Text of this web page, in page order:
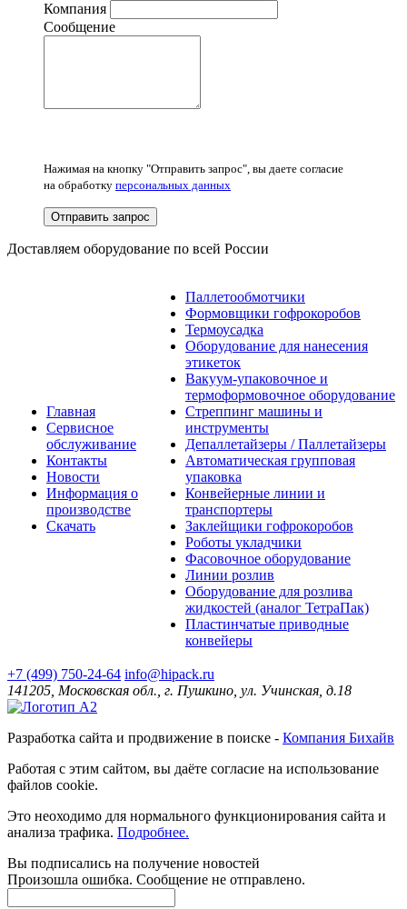
Компания
Сообщение
Нажимая на кнопку "Отправить запрос", вы даете согласие
на обработку персональных данных
Отправить запрос
Доставляем оборудование по всей России
Главная
Сервисное
обслуживание
Контакты
Новости
Информация о
производстве
Скачать
Паллетообмотчики
Формовщики гофрокоробов
Термоусадка
Оборудование для нанесения
этикеток
Вакуум-упаковочное и
термоформовочное оборудование
Стреппинг машины и
инструменты
Депаллетайзеры / Паллетайзеры
Автоматическая групповая
упаковка
Конвейерные линии и
транспортеры
Заклейщики гофрокоробов
Роботы укладчики
Фасовочное оборудование
Линии розлив
Оборудование для розлива
жидкостей (аналог ТетраПак)
Пластинчатые приводные
конвейеры
+7 (499) 750-24-64 info@hipack.ru
141205, Московская обл., г. Пушкино, ул. Учинская, д.18
Разработка сайта и продвижение в поиске - Компания Бихайв
Работая с этим сайтом, вы даёте согласие на использование
файлов cookie.
Это неоходимо для нормального функционирования сайта и
анализа трафика. Подробнее.
Вы подписались на получение новостей
Произошла ошибка. Сообщение не отправлено.